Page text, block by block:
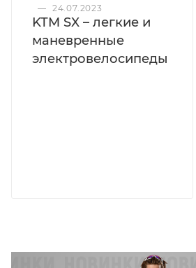
— 24.07.2023
KTM SX – легкие и
маневренные
электровелосипеды